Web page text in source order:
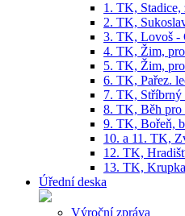
1. TK, Stadice,
2. TK,
3. TK, Lovoš -
4. TK, Žim,
5. TK, Žim,
6. TK, Pařez.
7. TK, Stříbrný
8. TK, Běh pro
9. TK, Bořeň,
10. a 11. TK,
12. TK,
13. TK,
Úřední deska
Výroční zpráva